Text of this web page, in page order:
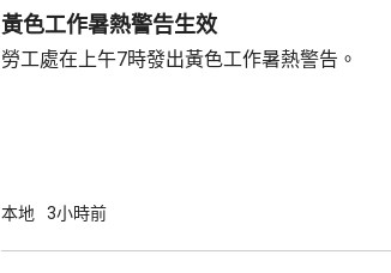
黃色工作暑熱警告生效
勞工處在上午7時發出黃色工作暑熱警告。
本地 3小時前